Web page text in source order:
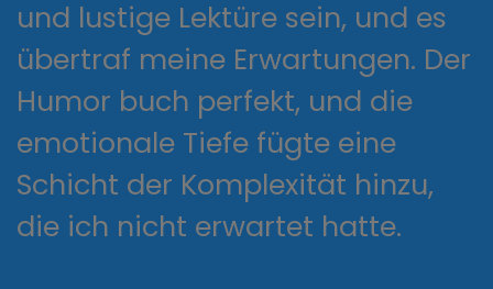
und lustige Lektüre sein, und es
übertraf meine Erwartungen. Der
Humor buch perfekt, und die
emotionale Tiefe fügte eine
Schicht der Komplexität hinzu,
die ich nicht erwartet hatte.